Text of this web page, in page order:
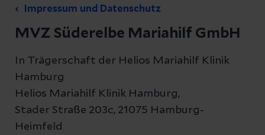
Impressum und Datenschutz
MVZ Süderelbe Mariahilf GmbH
In Trägerschaft der Helios Mariahilf Klinik
Hamburg
Helios Mariahilf Klinik Hamburg,
Stader Straße 203c, 21075 Hamburg-
Heimfeld